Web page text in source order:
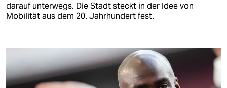
darauf unterwegs. Die Stadt steckt in der Idee von
Mobilität aus dem 20. Jahrhundert fest.